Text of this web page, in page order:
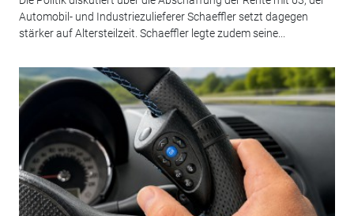
Automobil- und Industriezulieferer Schaeffler setzt dagegen
stärker auf Altersteilzeit. Schaeffler legte zudem seine...